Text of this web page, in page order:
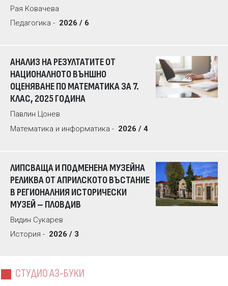
Рая Ковачева
Педагогика - 2026 / 6
АНАЛИЗ НА РЕЗУЛТАТИТЕ ОТ
НАЦИОНАЛНОТО ВЪНШНО
ОЦЕНЯВАНЕ ПО МАТЕМАТИКА ЗА 7.
КЛАС, 2025 ГОДИНА
Павлин Цонев
Математика и информатика - 2026 / 4
ЛИПСВАЩА И ПОДМЕНЕНА МУЗЕЙНА
РЕЛИКВА ОТ АПРИЛСКОТО ВЪСТАНИЕ
В РЕГИОНАЛНИЯ ИСТОРИЧЕСКИ
МУЗЕЙ – ПЛОВДИВ
Видин Сукарев
История - 2026 / 3
СТУДИО АЗ-БУКИ